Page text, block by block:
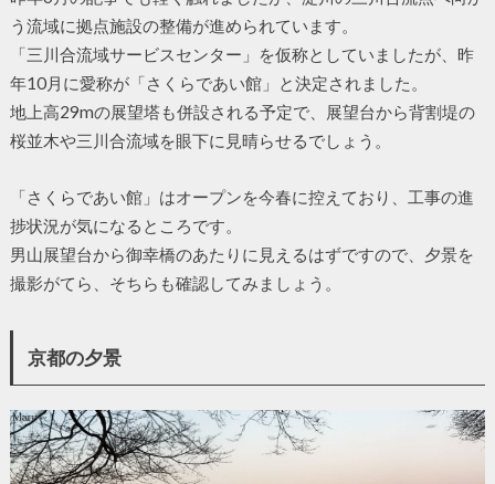
う流域に拠点施設の整備が進められています。
「三川合流域サービスセンター」を仮称としていましたが、昨
年10月に愛称が「さくらであい館」と決定されました。
地上高29mの展望塔も併設される予定で、展望台から背割堤の
桜並木や三川合流域を眼下に見晴らせるでしょう。
「さくらであい館」はオープンを今春に控えており、工事の進
捗状況が気になるところです。
男山展望台から御幸橋のあたりに見えるはずですので、夕景を
撮影がてら、そちらも確認してみましょう。
京都の夕景